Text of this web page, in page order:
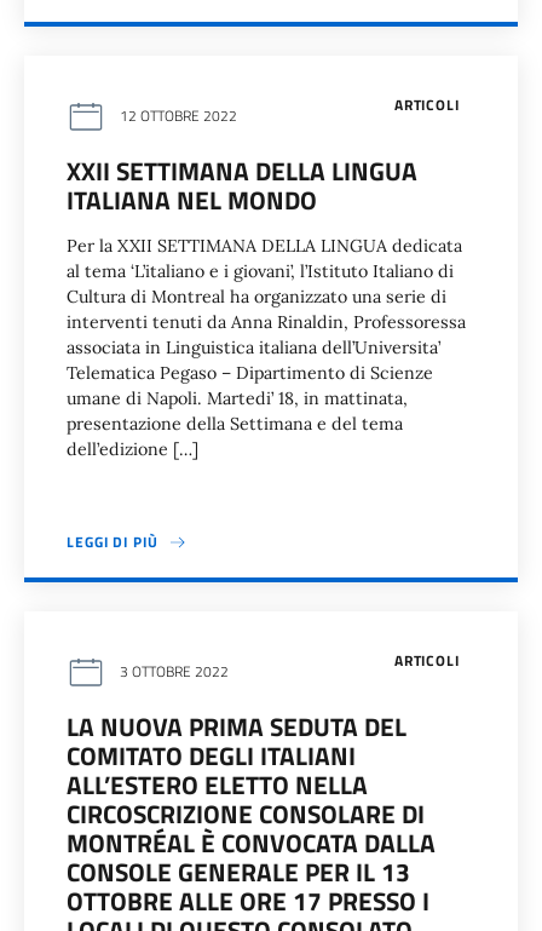
ARTICOLI
12 OTTOBRE 2022
XXII SETTIMANA DELLA LINGUA
ITALIANA NEL MONDO
Per la XXII SETTIMANA DELLA LINGUA dedicata
al tema ‘L’italiano e i giovani’, l’Istituto Italiano di
Cultura di Montreal ha organizzato una serie di
interventi tenuti da Anna Rinaldin, Professoressa
associata in Linguistica italiana dell’Universita’
Telematica Pegaso – Dipartimento di Scienze
umane di Napoli. Martedi’ 18, in mattinata,
presentazione della Settimana e del tema
dell’edizione […]
LEGGI DI PIÙ
ARTICOLI
3 OTTOBRE 2022
LA NUOVA PRIMA SEDUTA DEL
COMITATO DEGLI ITALIANI
ALL’ESTERO ELETTO NELLA
CIRCOSCRIZIONE CONSOLARE DI
MONTRÉAL È CONVOCATA DALLA
CONSOLE GENERALE PER IL 13
OTTOBRE ALLE ORE 17 PRESSO I